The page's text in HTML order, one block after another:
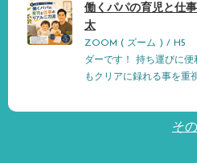
働くパパの育児と仕
太
ZOOM ( ズーム ) / H5
ダーです！ 持ち運びに
もクリアに録れる事を重
そ